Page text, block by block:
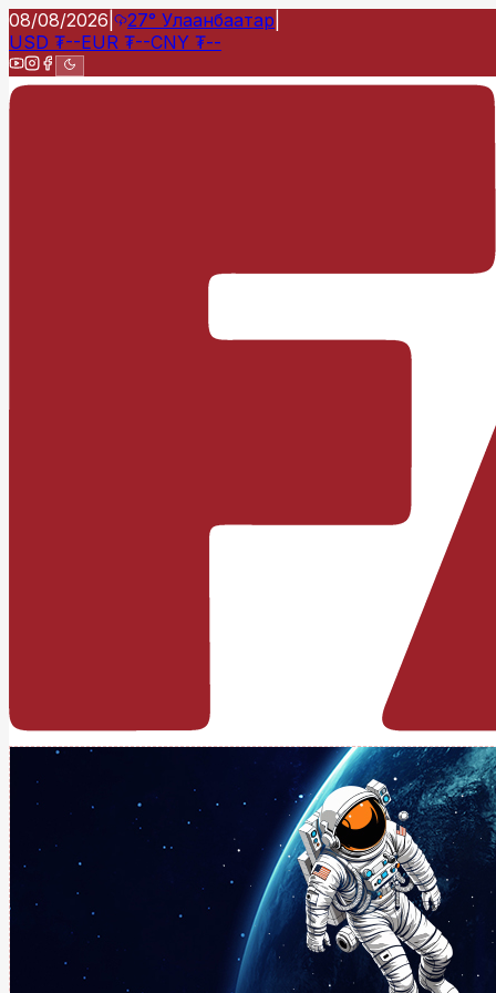
08/08/2026 27° Улаанбаатар
USD ₮--EUR ₮--CNY ₮--